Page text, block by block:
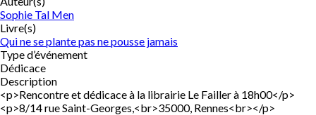
Sophie Tal Men
Livre(s)
Qui ne se plante pas ne pousse jamais
Type d’événement
Dédicace
Description
<p>Rencontre et dédicace à la librairie Le Failler à 18h00</p>
<p>8/14 rue Saint-Georges,<br>35000, Rennes<br></p>